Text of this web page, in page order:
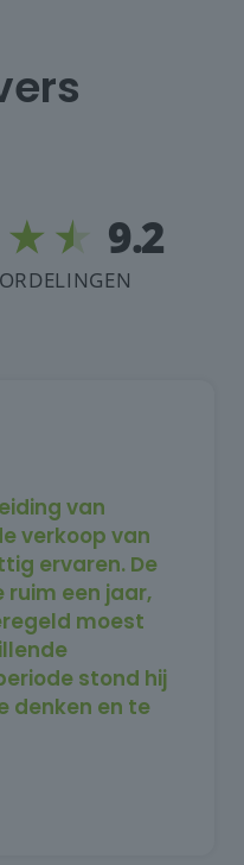
van
verkoop van
ervaren. De
een jaar,
moest
stond hij
denken en te
was het binnen
ben erg
traject en kan